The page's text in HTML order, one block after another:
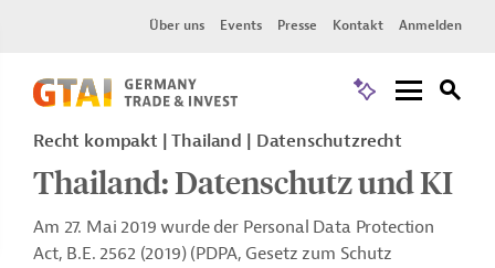
Über uns Events Presse Kontakt Anmelden
Recht kompakt | Thailand | Datenschutzrecht
Thailand: Datenschutz und KI
Am 27. Mai 2019 wurde der Personal Data Protection
Act, B.E. 2562 (2019) (PDPA, Gesetz zum Schutz